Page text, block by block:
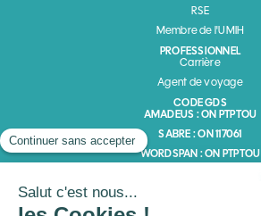
RSE
Membre de l'UMIH
PROFESSIONNEL
Carrière
Agent de voyage
CODE GDS
AMADEUS : ON PTPTOU
SABRE : ON 117061
WORDSPAN : ON PTPTOU